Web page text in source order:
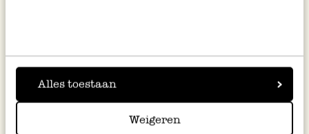
Alles toestaan
Weigeren
Zweigen, Terrakotta, Ø 18 cm
6,95 8,95